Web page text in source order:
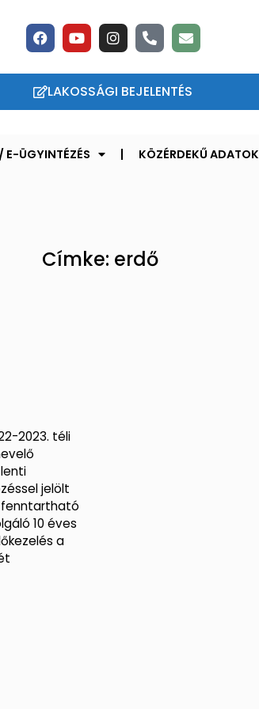
LAKOSSÁGI BEJELENTÉS
E-ÜGYINTÉZÉS KÖZÉRDEKŰ ADATOK
Címke: erdő
2023. téli
jelölt
fenntartható
10 éves
a